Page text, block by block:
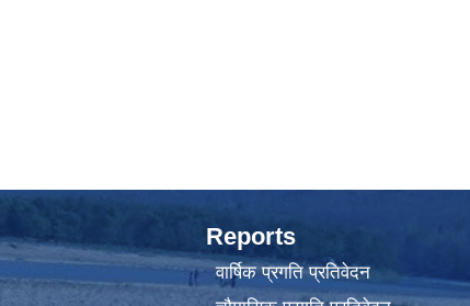
Reports
वार्षिक प्रगति प्रतिवेदन